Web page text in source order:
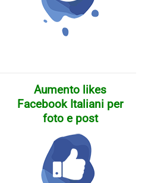
Aumento likes
Facebook Italiani per
foto e post